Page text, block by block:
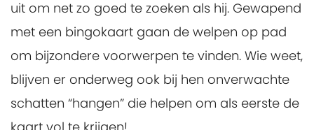
uit om net zo goed te zoeken als hij. Gewapend
met een bingokaart gaan de welpen op pad
om bijzondere voorwerpen te vinden. Wie weet,
blijven er onderweg ook bij hen onverwachte
schatten “hangen” die helpen om als eerste de